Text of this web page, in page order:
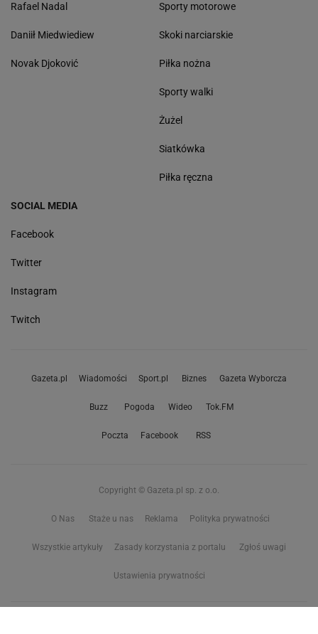
Rafael Nadal
Daniił Miedwiediew
Novak Djoković
Sporty motorowe
Skoki narciarskie
Piłka nożna
Sporty walki
Żużel
Siatkówka
Piłka ręczna
SOCIAL MEDIA
Facebook
Twitter
Instagram
Twitch
Gazeta.pl Wiadomości Sport.pl Biznes Gazeta Wyborcza
Buzz Pogoda Wideo Tok.FM
Poczta Facebook RSS
Copyright © Gazeta.pl sp. z o.o.
O Nas Staże u nas Reklama Polityka prywatności
Wszystkie artykuły Zasady korzystania z portalu Zgłoś uwagi
Ustawienia prywatności